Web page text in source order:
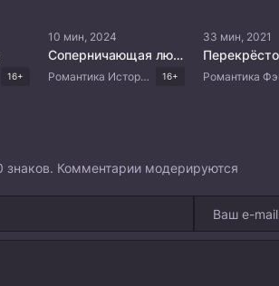
16+
10 мин, 2024
Соперничающая любовь
Романтика Исторический Китайские дорамы 16+
33 мин, 2021
Комментарии модерируются